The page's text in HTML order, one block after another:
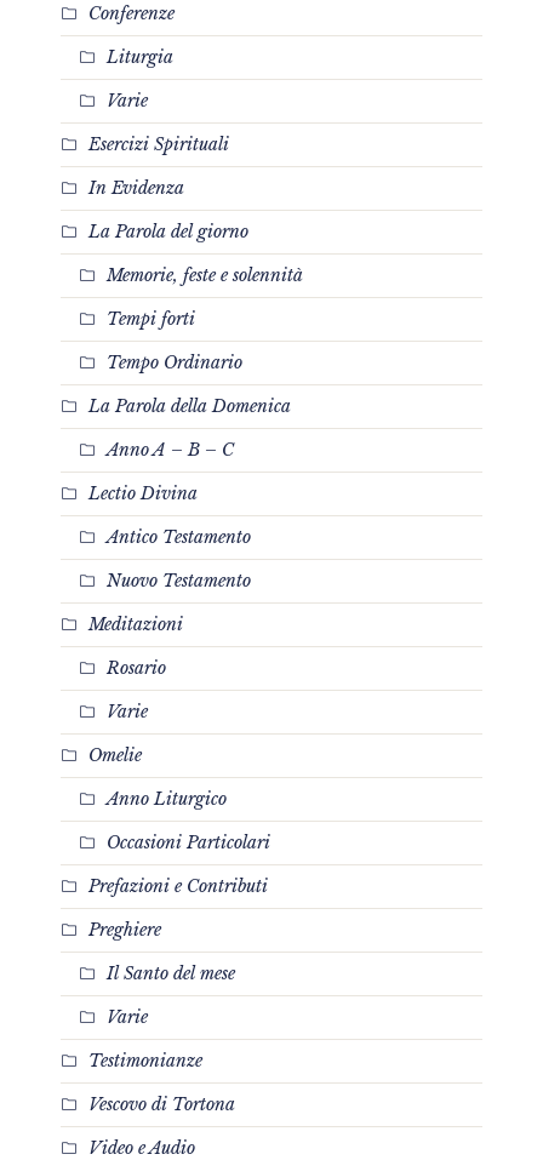
Conferenze
Liturgia
Varie
Esercizi Spirituali
In Evidenza
La Parola del giorno
Memorie, feste e solennità
Tempi forti
Tempo Ordinario
La Parola della Domenica
Anno A – B – C
Lectio Divina
Antico Testamento
Nuovo Testamento
Meditazioni
Rosario
Varie
Omelie
Anno Liturgico
Occasioni Particolari
Prefazioni e Contributi
Preghiere
Il Santo del mese
Varie
Testimonianze
Vescovo di Tortona
Video e Audio